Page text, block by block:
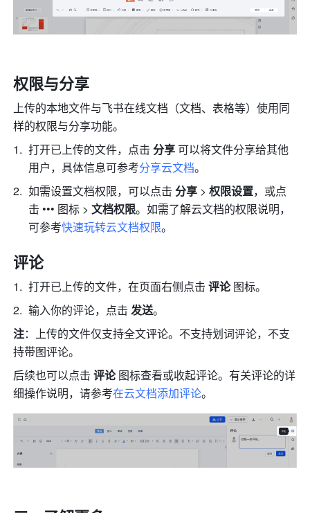
权限与分享
上传的本地文件与飞书在线文档（文档、表格等）使用同
样的权限与分享功能。
打开已上传的文件，点击 分享 可以将文件分享给其他
用户，具体信息可参考分享云文档。
如需设置文档权限，可以点击 分享 > 权限设置，或点
击 ••• 图标 > 文档权限。如需了解云文档的权限说明，
可参考快速玩转云文档权限。
评论
打开已上传的文件，在页面右侧点击 评论 图标。
输入你的评论，点击 发送。
注：上传的文件仅支持全文评论。不支持划词评论，不支
持带图评论。
后续也可以点击 评论 图标查看或收起评论。有关评论的详
细操作说明，请参考在云文档添加评论。